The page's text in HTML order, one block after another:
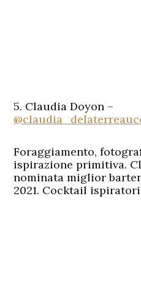
5. Claudia Doyon –
Foraggiamento,
ispirazione primitiva.
nominata miglior
2021. Cocktail